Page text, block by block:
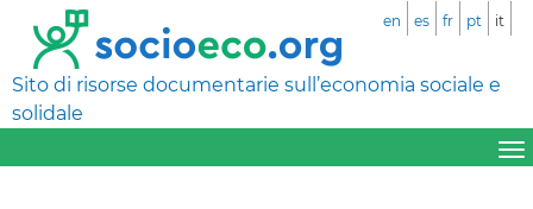
Sito di risorse documentarie sull’economia sociale e
solidale
en es fr pt it